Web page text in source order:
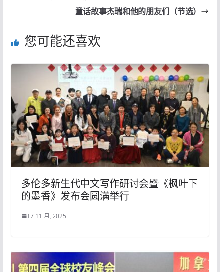
童话故事杰瑞和他的朋友们（节选）
您可能还喜欢
多伦多新生代中文写作研讨会暨《枫叶下
的墨香》发布会圆满举行
17 11 月, 2025